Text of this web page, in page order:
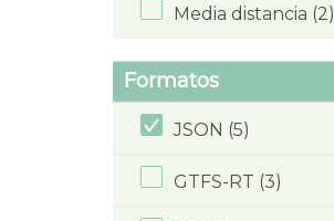
Media distancia (2)
Formatos
JSON (5)
GTFS-RT (3)